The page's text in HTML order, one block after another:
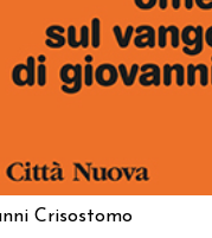
Crisostomo